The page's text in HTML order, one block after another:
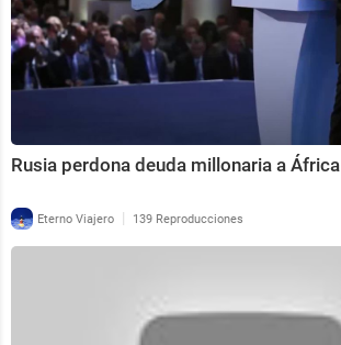
Rusia perdona deuda millonaria a África
Eterno Viajero | 139 Reproducciones